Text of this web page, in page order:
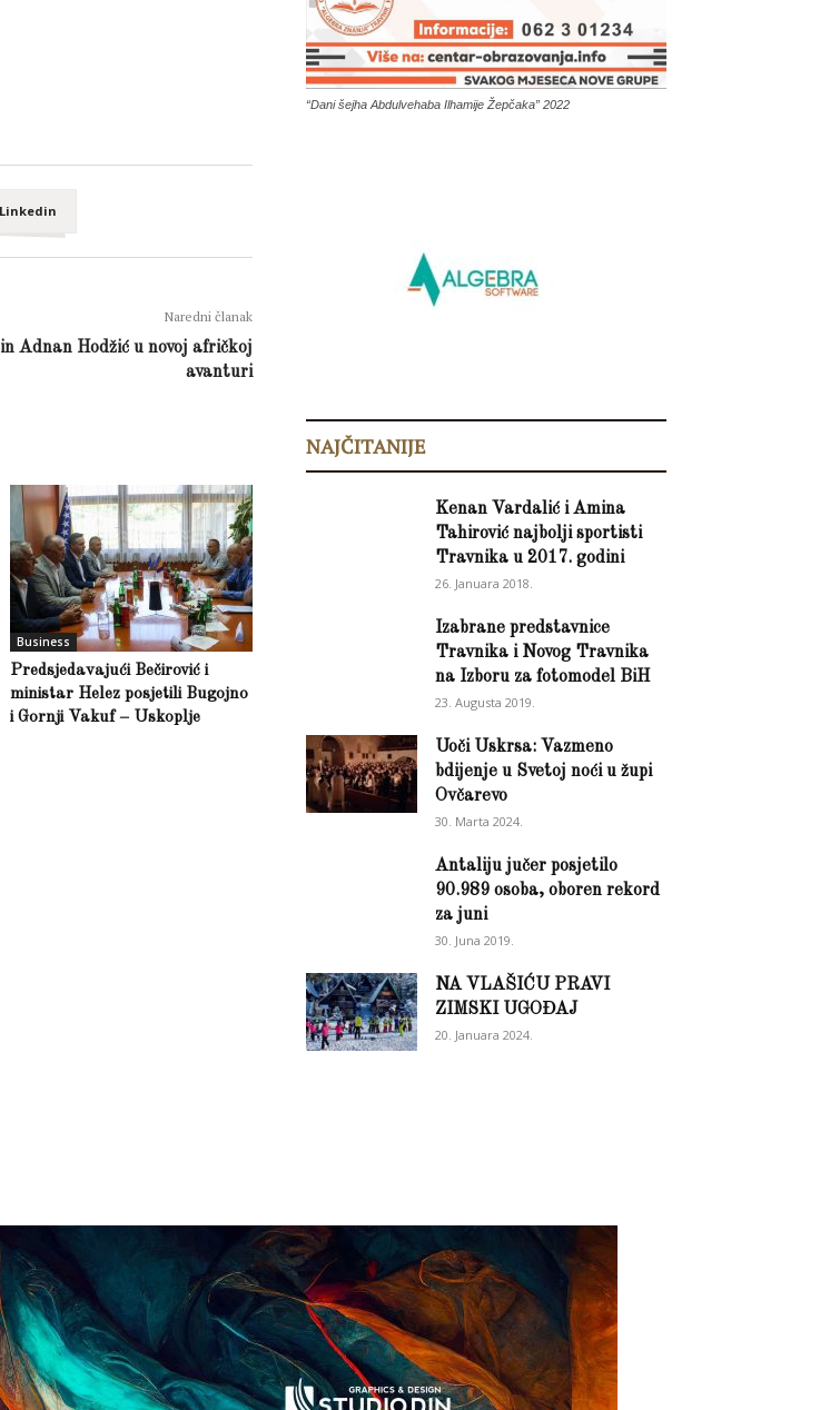
Linkedin
Naredni članak
Adnan Hodžić u novoj afričkoj
avanturi
Business
Predsjedavajući Bečirović i
ministar Helez posjetili Bugojno
i Gornji Vakuf – Uskoplje
“Dani šejha Abdulvehaba Ilhamije Žepčaka” 2022
NAJČITANIJE
Kenan Vardalić i Amina
Tahirović najbolji sportisti
Travnika u 2017. godini
26. Januara 2018.
Izabrane predstavnice
Travnika i Novog Travnika
na Izboru za fotomodel BiH
23. Augusta 2019.
Uoči Uskrsa: Vazmeno
bdijenje u Svetoj noći u župi
Ovčarevo
30. Marta 2024.
Antaliju jučer posjetilo
90.989 osoba, oboren rekord
za juni
30. Juna 2019.
NA VLAŠIĆU PRAVI
ZIMSKI UGOĐAJ
20. Januara 2024.